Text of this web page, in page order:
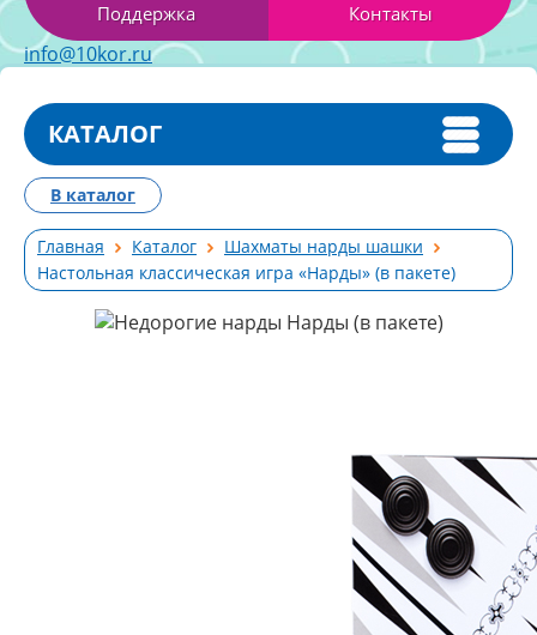
Поддержка Контакты
info@10kor.ru
КАТАЛОГ
Главная Каталог
Шахматы нарды шашки
Настольная классическая игра «Нарды» (в пакете)
В каталог